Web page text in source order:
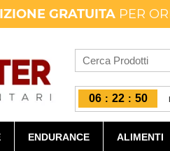
GRATUITA PER
06 : 22 : 48
ENDURANCE ALIMENTI